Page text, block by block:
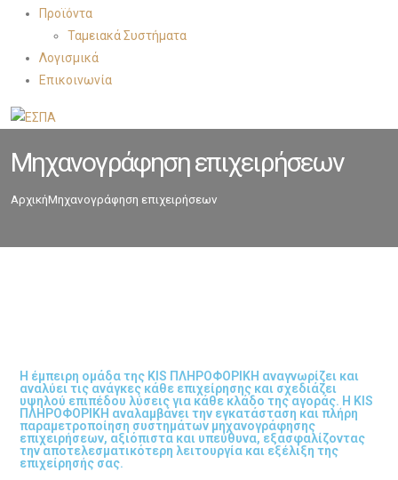
Προϊόντα
Ταμειακά Συστήματα
Λογισμικά
Επικοινωνία
Μηχανογράφηση επιχειρήσεων
ΑρχικήΜηχανογράφηση επιχειρήσεων
Η έμπειρη ομάδα της KIS ΠΛΗΡΟΦΟΡΙΚΗ αναγνωρίζει και
αναλύει τις ανάγκες κάθε επιχείρησης και σχεδιάζει
υψηλού επιπέδου λύσεις για κάθε κλάδο της αγοράς. Η KIS
ΠΛΗΡΟΦΟΡΙΚΗ αναλαμβάνει την εγκατάσταση και πλήρη
παραμετροποίηση συστημάτων μηχανογράφησης
επιχειρήσεων, αξιόπιστα και υπεύθυνα, εξασφαλίζοντας
την αποτελεσματικότερη λειτουργία και εξέλιξη της
επιχείρησής σας.